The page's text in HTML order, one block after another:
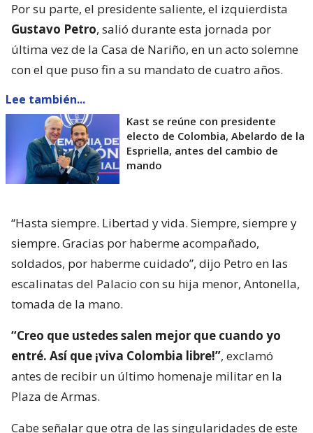
Por su parte, el presidente saliente, el izquierdista
Gustavo Petro, salió durante esta jornada por
última vez de la Casa de Nariño, en un acto solemne
con el que puso fin a su mandato de cuatro años.
Lee también...
Kast se reúne con presidente
electo de Colombia, Abelardo de la
Espriella, antes del cambio de
mando
“Hasta siempre. Libertad y vida. Siempre, siempre y
siempre. Gracias por haberme acompañado,
soldados, por haberme cuidado”, dijo Petro en las
escalinatas del Palacio con su hija menor, Antonella,
tomada de la mano.
“Creo que ustedes salen mejor que cuando yo
entré. Así que ¡viva Colombia libre!”, exclamó
antes de recibir un último homenaje militar en la
Plaza de Armas.
Cabe señalar que otra de las singularidades de este